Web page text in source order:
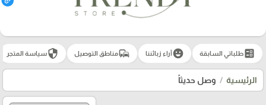
ballotطلباتي السابقة emoji_emotionsآراء زبائننا commuteمناطق التوصيل securityسياسة المتجر
الرئيسية وصل حديثاً